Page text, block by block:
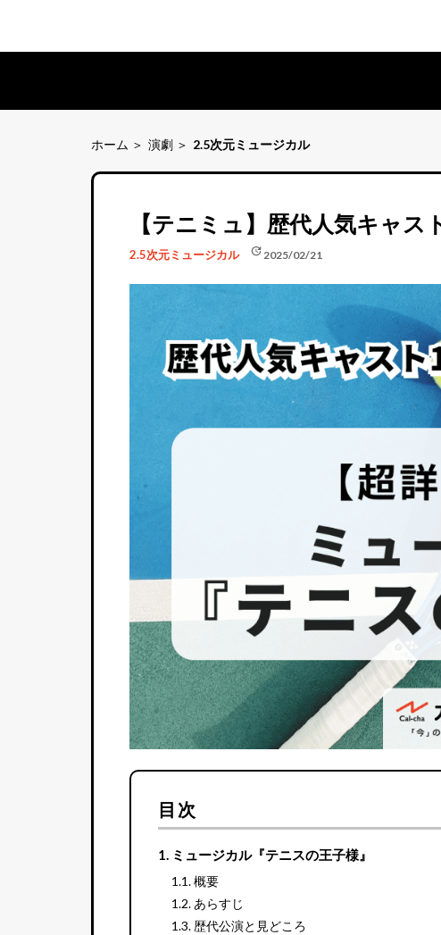
ホーム 演劇 2.5次元ミュージカル
【テニミュ】歴代人気キャス
2.5次元ミュージカル update2025/02/21
目次
ミュージカル『テニスの王子様』
概要
あらすじ
歴代公演と見どころ